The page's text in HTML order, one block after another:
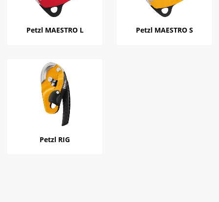
Petzl MAESTRO L Petzl MAESTRO S
Petzl RIG